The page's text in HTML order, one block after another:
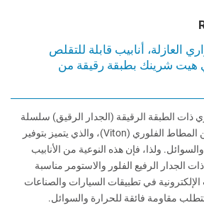
العازلة، أنابيب قابلة للتقلص
هيت شرينك بطبقة رقيقة من
ذات الطبقة الرقيقة (الجدار الرقيق) سلسلة
RSFR-VT200 مصنوعة من المطاط الفلوري (Viton)، والذي يتميز بتوفير
ولذا، فإن هذه النوعية من الأنابيب
الجدار الرفيع الفلور والاستومر مناسبة
الإلكترونية في تطبيقات السيارات والصناعات
مقاومة فائقة للحرارة والسوائل.